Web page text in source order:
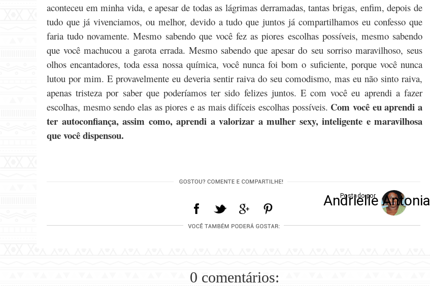
aconteceu em minha vida, e apesar de todas as lágrimas derramadas, tantas brigas, enfim, depois de
tudo que já vivenciamos, ou melhor, devido a tudo que juntos já compartilhamos eu confesso que
faria tudo novamente. Mesmo sabendo que você fez as piores escolhas possíveis, mesmo sabendo
que você machucou a garota errada. Mesmo sabendo que apesar do seu sorriso maravilhoso, seus
olhos encantadores, toda essa nossa química, você nunca foi bom o suficiente, porque você nunca
lutou por mim. E provavelmente eu deveria sentir raiva do seu comodismo, mas eu não sinto raiva,
apenas tristeza por saber que poderíamos ter sido felizes juntos. E com você eu aprendi a fazer
escolhas, mesmo sendo elas as piores e as mais difíceis escolhas possíveis. Com você eu aprendi a
ter autoconfiança, assim como, aprendi a valorizar a mulher sexy, inteligente e maravilhosa
que você dispensou.
Postado por
Andrielle Antonia
0 comentários: